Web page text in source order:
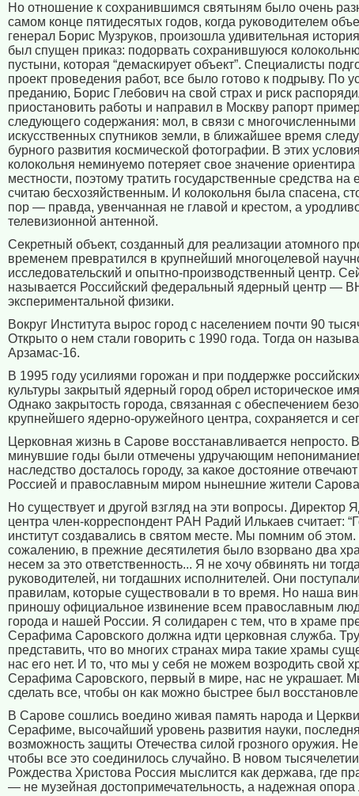
Но отношение к сохранившимся святыням было очень
самом конце пятидесятых годов, когда руководителем
генерал Борис Музруков, произошла удивительная
был спущен приказ: подорвать сохранившуюся
пустыни, которая “демаскирует объект”. Специалисты
проект проведения работ, все было готово к подрыву. По
преданию, Борис Глебович на свой страх и риск
приостановить работы и направил в Москву рапорт
следующего содержания: мол, в связи с многочисленными
искусственных спутников земли, в ближайшее время
бурного развития космической фотографии. В этих
колокольня неминуемо потеряет свое значение ориентира
местности, поэтому тратить государственные средства на
считаю бесхозяйственным. И колокольня была спасена,
пор — правда, увенчанная не главой и крестом, а
телевизионной антенной.
Секретный объект, созданный для реализации атомного
временем превратился в крупнейший многоцелевой
исследовательский и опытно-производственный центр.
называется Российский федеральный ядерный центр —
экспериментальной физики.
Вокруг Института вырос город с населением почти 90
Открыто о нем стали говорить с 1990 года. Тогда он
Арзамас-16.
В 1995 году усилиями горожан и при поддержке
культуры закрытый ядерный город обрел историческое
Однако закрытость города, связанная с обеспечением
крупнейшего ядерно-оружейного центра, сохраняется и
Церковная жизнь в Сарове восстанавливается непросто.
минувшие годы были отмечены удручающим
наследство досталось городу, за какое достояние
Россией и православным миром нынешние жители
Но существует и другой взгляд на эти вопросы. Директор
центра член-корреспондент РАН Радий Илькаев считает:
институт создавались в святом месте. Мы помним об этом.
сожалению, в прежние десятилетия было взорвано два
несем за это ответственность... Я не хочу обвинять ни
руководителей, ни тогдашних исполнителей. Они
правилам, которые существовали в то время. Но наша
приношу официальное извинение всем православным
города и нашей России. Я солидарен с тем, что в храме
Серафима Саровского должна идти церковная служба.
представить, что во многих странах мира такие храмы
нас его нет. И то, что мы у себя не можем возродить свой
Серафима Саровского, первый в мире, нас не украшает.
сделать все, чтобы он как можно быстрее был
В Сарове сошлись воедино живая память народа и
Серафиме, высочайший уровень развития науки,
возможность защиты Отечества силой грозного оружия.
чтобы все это соединилось случайно. В новом
Рождества Христова Россия мыслится как держава, где
— не музейная достопримечательность, а надежная